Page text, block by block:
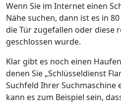
Wenn Sie im Internet einen
Nähe suchen, dann ist es in
die Tür zugefallen oder diese
geschlossen wurde.
Klar gibt es noch einen
denen Sie „Schlüsseldienst
Suchfeld Ihrer Suchmaschine
kann es zum Beispiel sein,